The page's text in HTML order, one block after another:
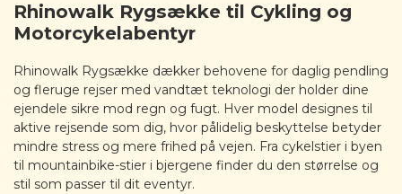
Rhinowalk Rygsække til Cykling og
Motorcykelabentyr
Rhinowalk Rygsække dækker behovene for daglig pendling
og fleruge rejser med vandtæt teknologi der holder dine
ejendele sikre mod regn og fugt. Hver model designes til
aktive rejsende som dig, hvor pålidelig beskyttelse betyder
mindre stress og mere frihed på vejen. Fra cykelstier i byen
til mountainbike-stier i bjergene finder du den størrelse og
stil som passer til dit eventyr.